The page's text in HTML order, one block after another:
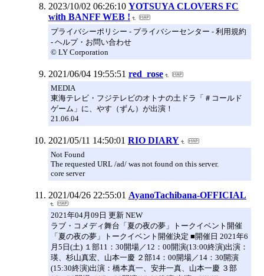
2023/10/02 06:26:10 YOTSUYA CLOVERS FC
with BANFF WEB !
プライバシーポリシー - プライバシーセンター - 利用規約
- ヘルプ・お問い合わせ
© LY Corporation
2021/06/04 19:55:51 red_rose
MEDIA
東海テレビ・フジテレビのオトナの土ドラ「＃コールド
ゲーム」に、やす（ずん）が出演！
21.06.04
2021/05/11 14:50:01 RIO DIARY
Not Found
The requested URL /ad/ was not found on this server.
core server
2021/04/26 22:55:01 AyanoTachibana-OFFICIAL
2021年04月09日 更新 NEW
ラブ・コメディ舞台「夏の夜の夢」トークイベント開催
「夏の夜の夢」トークイベント開催決定 ■開催日 2021年6
月5日(土) １部11：30開場／12：00開演(13:00終演)出演：
瑛、杉山真宏、山本一慶 ２部14：00開場／14：30開演
(15:30終演)出演：橋本真一、安井一真、山本一慶 ３部